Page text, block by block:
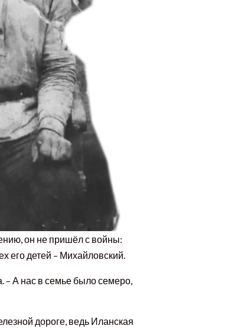
он не пришёл с войны:
его детей – Михайловский.
– А нас в семье было семеро,
дороге, ведь Иланская